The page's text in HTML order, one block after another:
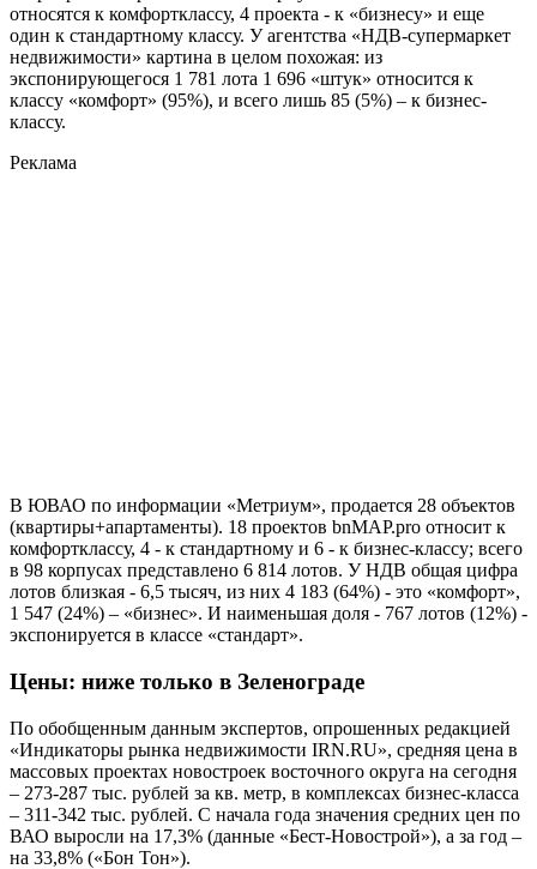
относятся к комфортклассу, 4 проекта - к «бизнесу» и еще
один к стандартному классу. У агентства «НДВ-супермаркет
недвижимости» картина в целом похожая: из
экспонирующегося 1 781 лота 1 696 «штук» относится к
классу «комфорт» (95%), и всего лишь 85 (5%) – к бизнес-
классу.
Реклама
В ЮВАО по информации «Метриум», продается 28 объектов
(квартиры+апартаменты). 18 проектов bnMAP.pro относит к
комфортклассу, 4 - к стандартному и 6 - к бизнес-классу; всего
в 98 корпусах представлено 6 814 лотов. У НДВ общая цифра
лотов близкая - 6,5 тысяч, из них 4 183 (64%) - это «комфорт»,
1 547 (24%) – «бизнес». И наименьшая доля - 767 лотов (12%) -
экспонируется в классе «стандарт».
Цены: ниже только в Зеленограде
По обобщенным данным экспертов, опрошенных редакцией
«Индикаторы рынка недвижимости IRN.RU», средняя цена в
массовых проектах новостроек восточного округа на сегодня
– 273-287 тыс. рублей за кв. метр, в комплексах бизнес-класса
– 311-342 тыс. рублей. С начала года значения средних цен по
ВАО выросли на 17,3% (данные «Бест-Новострой»), а за год –
на 33,8% («Бон Тон»).